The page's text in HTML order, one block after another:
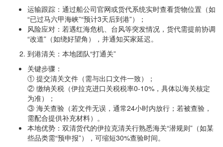
运输跟踪：通过船公司官网或货代系统实时查看货物位置（如
“已过马六甲海峡”“预计3天后到港”）；
风险应对：若遇红海危机、台风等突发情况，货代需提前协调
“改道”（如绕好望角），并通知买家延迟。
到港清关：本地团队“打通关”
关键步骤：
① 提交清关文件（需与出口文件一致）；
② 缴纳关税（伊拉克进口关税税率0-10%，具体以海关核定
为准）；
③ 海关查验（若文件无误，通常24小时内放行；若被查验，
需配合提供补充材料）。
本地优势：双清货代的伊拉克清关行熟悉海关“潜规则”（如某
些品类需“预申报”），可缩短30%查验时间。